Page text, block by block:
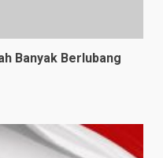
Banyak Berlubang